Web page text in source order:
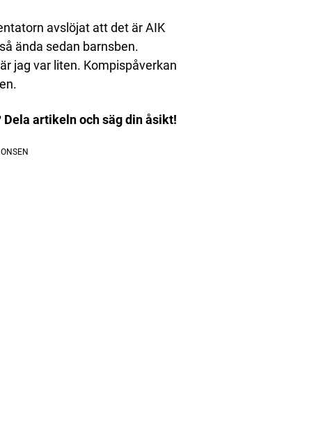
avslöjat att det är AIK
ända sedan barnsben.
jag var liten. Kompispåverkan
artikeln och säg din åsikt!